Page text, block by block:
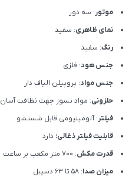
موتور: سه دور
نمای ظاهری: سفید
رنگ: سفید
جنس هود: فلزی
جنس مواد: پروپیلن الیاف دار
حلزونی: مواد نسوز جهت نظافت آسان
فیلتر: آلومینیومی قابل شستشو
قابلیت فیلتر ذغالی: دارد
قدرت مکش: 700 متر مکعب بر ساعت
میزان صدا: 58 تا 63 دسیبل